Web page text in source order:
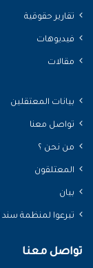
تقارير حقوقية
فيديوهات
مقالات
بيانات المعتقلين
تواصل معنا
من نحن ؟
المعتلقون
بيان
تبرعوا لمنظمة سند
تواصل معنا